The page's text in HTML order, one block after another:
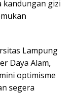
kandungan gizi
Lampung
Daya Alam,
optimisme
segera